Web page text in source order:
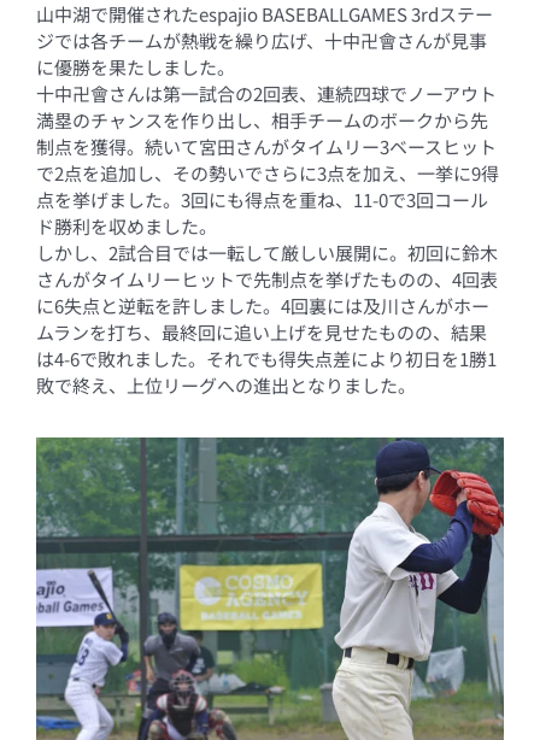
山中湖で開催されたespajio BASEBALLGAMES 3rdステー
ジでは各チームが熱戦を繰り広げ、十中卍會さんが見事
に優勝を果たしました。
十中卍會さんは第一試合の2回表、連続四球でノーアウト
満塁のチャンスを作り出し、相手チームのボークから先
制点を獲得。続いて宮田さんがタイムリー3ベースヒット
で2点を追加し、その勢いでさらに3点を加え、一挙に9得
点を挙げました。3回にも得点を重ね、11-0で3回コール
ド勝利を収めました。
しかし、2試合目では一転して厳しい展開に。初回に鈴木
さんがタイムリーヒットで先制点を挙げたものの、4回表
に6失点と逆転を許しました。4回裏には及川さんがホー
ムランを打ち、最終回に追い上げを見せたものの、結果
は4-6で敗れました。それでも得失点差により初日を1勝1
敗で終え、上位リーグへの進出となりました。